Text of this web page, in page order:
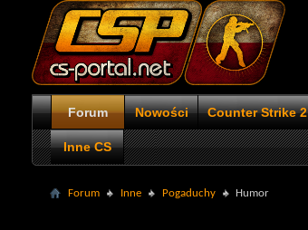
Forum Nowości Counter Strike 2
Inne CS
Forum Inne Pogaduchy Humor